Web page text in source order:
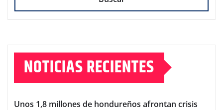
NOTICIAS RECIENTES
Unos 1,8 millones de hondureños afrontan crisis